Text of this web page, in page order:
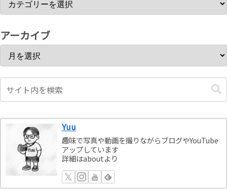
アーカイブ
Yuu
趣味で写真や動画を撮りながらブログやYouTube
アップしています
詳細はaboutより